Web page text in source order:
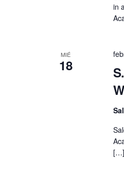
in
MIÉ
18
[…]